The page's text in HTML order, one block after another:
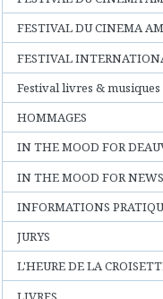
FESTIVAL DU CINEMA
FESTIVAL
Festival livres &
HOMMAGES
IN THE MOOD FOR
IN THE MOOD FOR
INFORMATIONS
JURYS
L'HEURE DE LA